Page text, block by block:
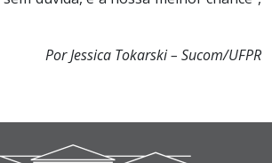
Por Jessica Tokarski – Sucom/UFPR